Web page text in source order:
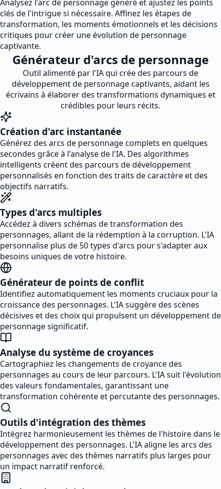
Analysez l'arc de personnage généré et ajustez les points
clés de l'intrigue si nécessaire. Affinez les étapes de
transformation, les moments émotionnels et les décisions
critiques pour créer une évolution de personnage
captivante.
Générateur d'arcs de personnage
Outil alimenté par l'IA qui crée des parcours de
développement de personnage captivants, aidant les
écrivains à élaborer des transformations dynamiques et
crédibles pour leurs récits.
Création d'arc instantanée
Générez des arcs de personnage complets en quelques
secondes grâce à l'analyse de l'IA. Des algorithmes
intelligents créent des parcours de développement
personnalisés en fonction des traits de caractère et des
objectifs narratifs.
Types d'arcs multiples
Accédez à divers schémas de transformation des
personnages, allant de la rédemption à la corruption. L'IA
personnalise plus de 50 types d'arcs pour s'adapter aux
besoins uniques de votre histoire.
Générateur de points de conflit
Identifiez automatiquement les moments cruciaux pour la
croissance des personnages. L'IA suggère des scènes
décisives et des choix qui propulsent un développement de
personnage significatif.
Analyse du système de croyances
Cartographiez les changements de croyance des
personnages au cours de leur parcours. L'IA suit l'évolution
des valeurs fondamentales, garantissant une
transformation cohérente et percutante des personnages.
Outils d'intégration des thèmes
Intégrez harmonieusement les thèmes de l'histoire dans le
développement des personnages. L'IA aligne les arcs des
personnages avec des thèmes narratifs plus larges pour
un impact narratif renforcé.